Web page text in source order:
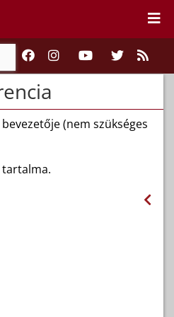
(nem szükséges
tartalma.